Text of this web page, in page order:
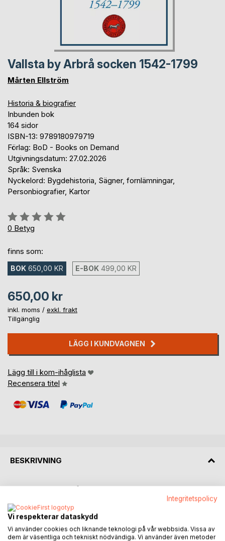
Vallsta by Arbrå socken 1542-1799
Mårten Ellström
Historia & biografier
Inbunden bok
164 sidor
ISBN-13: 9789180979719
Förlag: BoD - Books on Demand
Utgivningsdatum: 27.02.2026
Språk: Svenska
Nyckelord: Bygdehistoria, Sägner, fornlämningar,
Personbiografier, Kartor
Betyg::
0%
0 Betyg
finns som:
BOK 650,00 KR E-BOK 499,00 KR
650,00 kr
inkl. moms / exkl. frakt
Tillgänglig
LÄGG I KUNDVAGNEN
Lägg till i kom-ihåglista
Recensera titel
BESKRIVNING
Första delen i "Arbrå nya släktbok". 164 sidor om byn Vallsta
i Arbrå socken, täckande åren 1542 till och med 1799. Här
kan du läsa och få mera kunskap om Prins Waldemar från
Norge, som påstås ha gett byn sitt namn, lämningar från
forntiden, den i Hälsingland vida kända gästgivarsägnen i en
Integritetspolicy
Vi respekterar dataskydd
Vi använder cookies och liknande teknologi på vår webbsida. Vissa av
dem är väsentliga och tekniskt nödvändiga. Vi använder även metoder